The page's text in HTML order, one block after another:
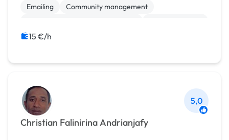
Emailing
Community management
Mise en page
15 €/h
Christian Falinirina Andrianjafy
5,0